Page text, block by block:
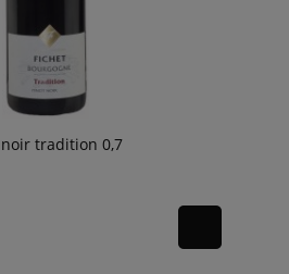
tradition 0,7